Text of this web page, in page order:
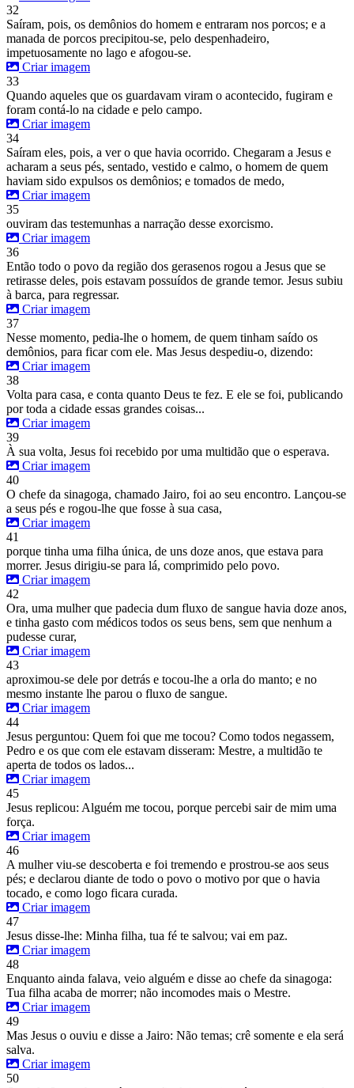
32
Saíram, pois, os demônios do homem e entraram nos porcos; e a
manada de porcos precipitou-se, pelo despenhadeiro,
impetuosamente no lago e afogou-se.
Criar imagem
33
Quando aqueles que os guardavam viram o acontecido, fugiram e
foram contá-lo na cidade e pelo campo.
Criar imagem
34
Saíram eles, pois, a ver o que havia ocorrido. Chegaram a Jesus e
acharam a seus pés, sentado, vestido e calmo, o homem de quem
haviam sido expulsos os demônios; e tomados de medo,
Criar imagem
35
ouviram das testemunhas a narração desse exorcismo.
Criar imagem
36
Então todo o povo da região dos gerasenos rogou a Jesus que se
retirasse deles, pois estavam possuídos de grande temor. Jesus subiu
à barca, para regressar.
Criar imagem
37
Nesse momento, pedia-lhe o homem, de quem tinham saído os
demônios, para ficar com ele. Mas Jesus despediu-o, dizendo:
Criar imagem
38
Volta para casa, e conta quanto Deus te fez. E ele se foi, publicando
por toda a cidade essas grandes coisas...
Criar imagem
39
À sua volta, Jesus foi recebido por uma multidão que o esperava.
Criar imagem
40
O chefe da sinagoga, chamado Jairo, foi ao seu encontro. Lançou-se
a seus pés e rogou-lhe que fosse à sua casa,
Criar imagem
41
porque tinha uma filha única, de uns doze anos, que estava para
morrer. Jesus dirigiu-se para lá, comprimido pelo povo.
Criar imagem
42
Ora, uma mulher que padecia dum fluxo de sangue havia doze anos,
e tinha gasto com médicos todos os seus bens, sem que nenhum a
pudesse curar,
Criar imagem
43
aproximou-se dele por detrás e tocou-lhe a orla do manto; e no
mesmo instante lhe parou o fluxo de sangue.
Criar imagem
44
Jesus perguntou: Quem foi que me tocou? Como todos negassem,
Pedro e os que com ele estavam disseram: Mestre, a multidão te
aperta de todos os lados...
Criar imagem
45
Jesus replicou: Alguém me tocou, porque percebi sair de mim uma
força.
Criar imagem
46
A mulher viu-se descoberta e foi tremendo e prostrou-se aos seus
pés; e declarou diante de todo o povo o motivo por que o havia
tocado, e como logo ficara curada.
Criar imagem
47
Jesus disse-lhe: Minha filha, tua fé te salvou; vai em paz.
Criar imagem
48
Enquanto ainda falava, veio alguém e disse ao chefe da sinagoga:
Tua filha acaba de morrer; não incomodes mais o Mestre.
Criar imagem
49
Mas Jesus o ouviu e disse a Jairo: Não temas; crê somente e ela será
salva.
Criar imagem
50